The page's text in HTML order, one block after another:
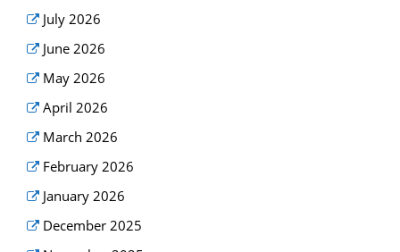
July 2026
June 2026
May 2026
April 2026
March 2026
February 2026
January 2026
December 2025